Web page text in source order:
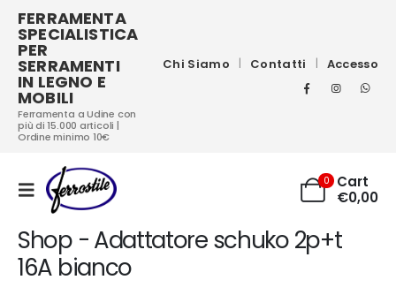
FERRAMENTA
SPECIALISTICA
PER
SERRAMENTI
IN LEGNO E
MOBILI
Ferramenta a Udine con
più di 15.000 articoli |
Ordine minimo 10€
Chi Siamo Contatti Accesso
0
Cart
€0,00
Shop - Adattatore schuko 2p+t
16A bianco